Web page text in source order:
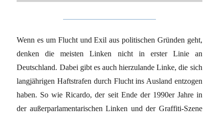
Wenn es um Flucht und Exil aus politischen Gründen geht,
denken die meisten Linken nicht in erster Linie an
Deutschland. Dabei gibt es auch hierzulande Linke, die sich
langjährigen Haftstrafen durch Flucht ins Ausland entzogen
haben. So wie Ricardo, der seit Ende der 1990er Jahre in
der außerparlamentarischen Linken und der Graffiti-Szene